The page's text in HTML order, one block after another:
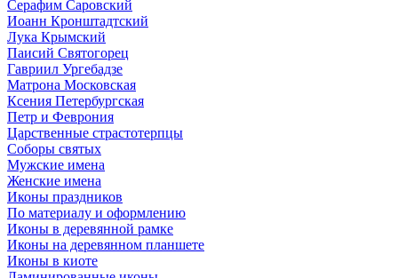
Серафим Саровский
Иоанн Кронштадтский
Лука Крымский
Паисий Святогорец
Гавриил Ургебадзе
Матрона Московская
Ксения Петербургская
Петр и Феврония
Царственные страстотерпцы
Соборы святых
Мужские имена
Женские имена
Иконы праздников
По материалу и оформлению
Иконы в деревянной рамке
Иконы на деревянном планшете
Иконы в киоте